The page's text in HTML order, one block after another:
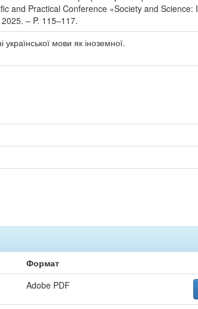
and Practical Conference «Society and
– P. 115–117.
мови як іноземної.
Формат
Adobe PDF